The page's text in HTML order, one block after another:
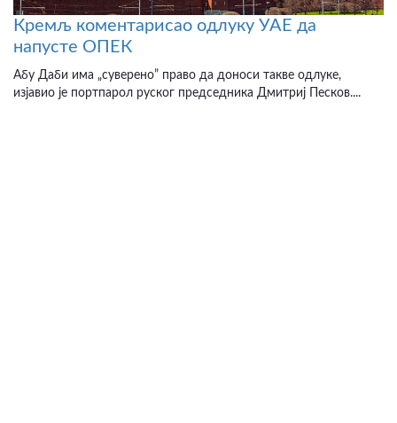
Кремљ коментарисао одлуку УАЕ да
напусте ОПЕК
Абу Даби има „суверено” право да доноси такве одлуке,
изјавио је портпарол руског председника Дмитриј Песков....